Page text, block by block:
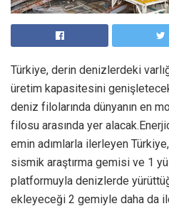
Türkiye, derin denizlerdeki
üretim kapasitesini
deniz filolarında dünyanın en
filosu arasında yer
emin adımlarla ilerleyen
sismik araştırma gemisi ve 1
platformuyla denizlerde
ekleyeceği 2 gemiyle daha da